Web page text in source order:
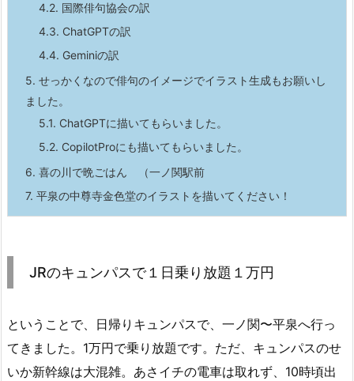
4.2. 国際俳句協会の訳
4.3. ChatGPTの訳
4.4. Geminiの訳
5. せっかくなので俳句のイメージでイラスト生成もお願いし
ました。
5.1. ChatGPTに描いてもらいました。
5.2. CopilotProにも描いてもらいました。
6. 喜の川で晩ごはん （一ノ関駅前
7. 平泉の中尊寺金色堂のイラストを描いてください！
JRのキュンパスで１日乗り放題１万円
ということで、日帰りキュンパスで、一ノ関〜平泉へ行っ
てきました。1万円で乗り放題です。ただ、キュンパスのせ
いか新幹線は大混雑。あさイチの電車は取れず、10時頃出